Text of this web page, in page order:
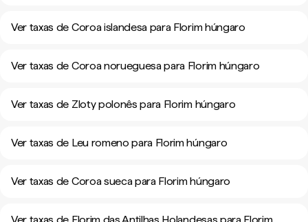
Ver taxas de Coroa islandesa para Florim húngaro
Ver taxas de Coroa norueguesa para Florim húngaro
Ver taxas de Zloty polonês para Florim húngaro
Ver taxas de Leu romeno para Florim húngaro
Ver taxas de Coroa sueca para Florim húngaro